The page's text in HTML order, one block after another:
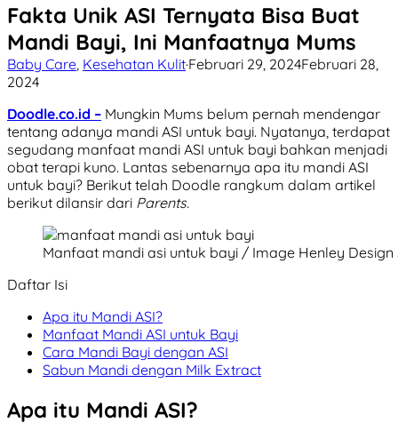
Fakta Unik ASI Ternyata Bisa Buat
Mandi Bayi, Ini Manfaatnya Mums
Baby Care Kesehatan Kulit·Februari 29, 2024Februari 28,
2024
Doodle.co.id – Mungkin Mums belum pernah mendengar
tentang adanya mandi ASI untuk bayi. Nyatanya, terdapat
segudang manfaat mandi ASI untuk bayi bahkan menjadi
obat terapi kuno. Lantas sebenarnya apa itu mandi ASI
untuk bayi? Berikut telah Doodle rangkum dalam artikel
berikut dilansir dari Parents.
Manfaat mandi asi untuk bayi / Image Henley Design
Daftar Isi
Apa itu Mandi ASI?
Manfaat Mandi ASI untuk Bayi
Cara Mandi Bayi dengan ASI
Sabun Mandi dengan Milk Extract
Apa itu Mandi ASI?